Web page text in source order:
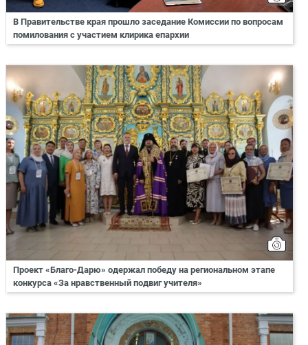
В Правительстве края прошло заседание Комиссии по вопросам
помилования с участием клирика епархии
Проект «Благо-Дарю» одержал победу на региональном этапе
конкурса «За нравственный подвиг учителя»